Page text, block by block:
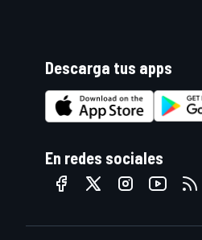
Descarga tus apps
En redes sociales